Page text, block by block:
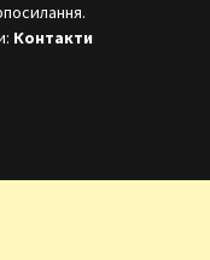
Контакти